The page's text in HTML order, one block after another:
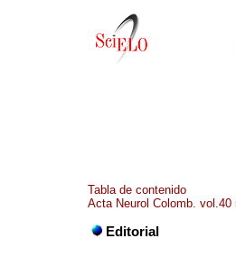
Tabla de contenido
Acta Neurol Colomb.
Editorial